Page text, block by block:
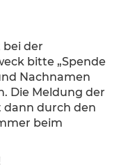
bei der
bitte „Spende
Nachnamen
Die Meldung der
dann durch den
beim